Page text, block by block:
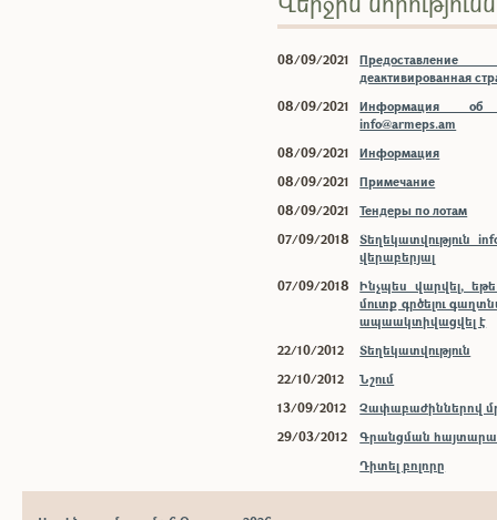
08/09/2021
деактивированная
08/09/2021
Информация об
info@armeps.am
08/09/2021
Информация
08/09/2021
Примечание
08/09/2021
Тендеры по лотам
07/09/2018
Տեղեկատվություն
վերաբերյալ
07/09/2018
Ինչպես վարվել,
մուտք գրծելու
ապաակտիվացվել է
22/10/2012
Տեղեկատվություն
22/10/2012
Նշում
13/09/2012
Չափաբաժիններով
29/03/2012
Գրանցման
Դիտել բոլորը